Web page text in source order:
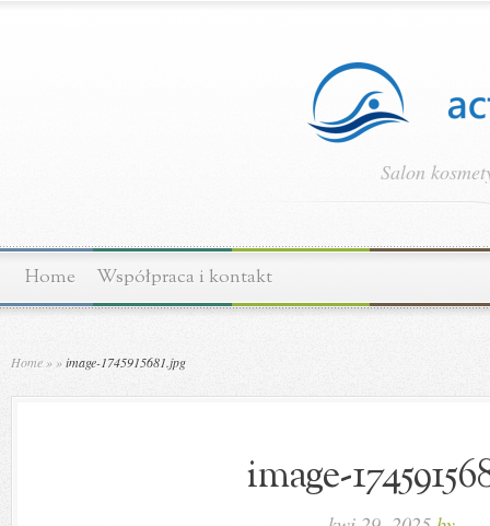
Salon
Home Współpraca i kontakt
Home » »image-1745915681.jpg
image-